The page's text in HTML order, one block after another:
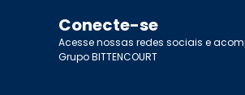
Conecte-se
Acesse nossas redes sociais e
Grupo BITTENCOURT